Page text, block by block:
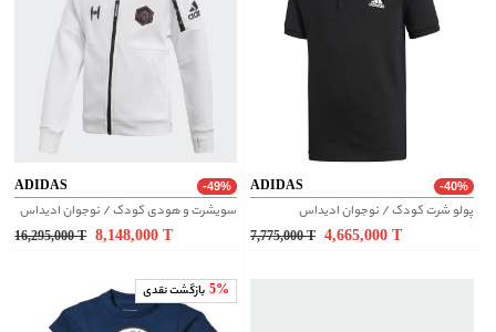
ADIDAS -49%
سویشرت و هودی کودک / نوجوان ادیداس
16,295,000 T 8,148,000
ADIDAS -40%
پولو شرت کودک / نوجوان ادیداس
7,775,000 T 4,665,000
5% بازگشت نقدی